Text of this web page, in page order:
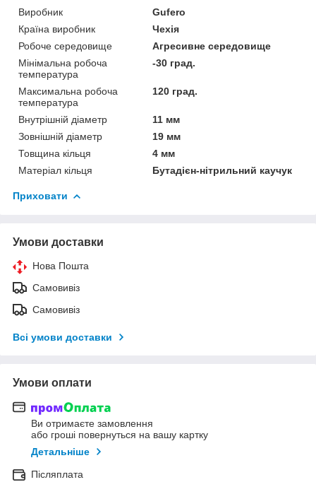
Виробник
Gufero
Країна виробник
Чехія
Робоче середовище
Агресивне середовище
Мінімальна робоча
температура
-30 град.
Максимальна робоча
температура
120 град.
Внутрішній діаметр
11 мм
Зовнішній діаметр
19 мм
Товщина кільця
4 мм
Матеріал кільця
Бутадієн-нітрильний каучук
Приховати
Умови доставки
Нова Пошта
Самовивіз
Самовивіз
Всі умови доставки
Умови оплати
Ви отримаєте замовлення
або гроші повернуться на вашу картку
Детальніше
Післяплата